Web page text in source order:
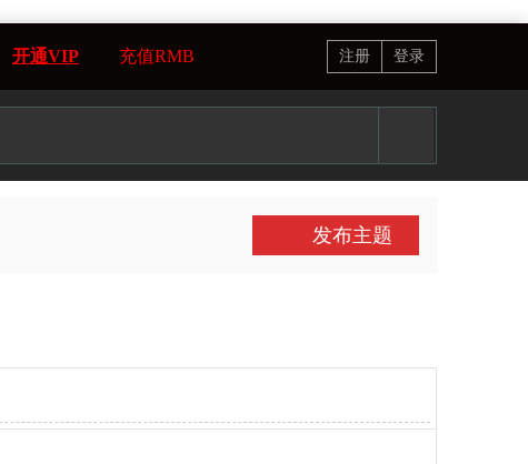
开通VIP 充值RMB 注册 登录
发布主题